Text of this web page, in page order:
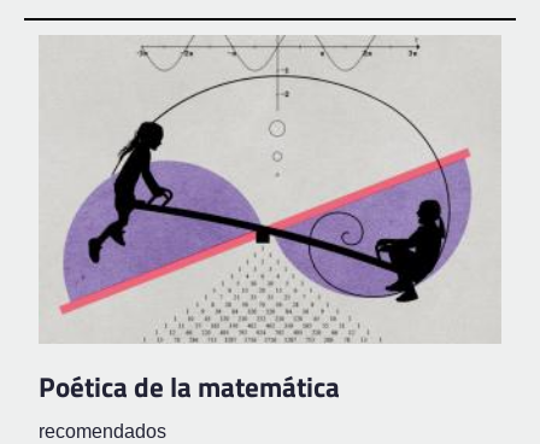
Poética de la matemática
recomendados